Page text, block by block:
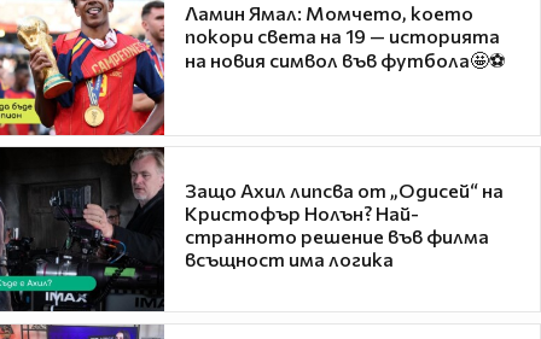
Ламин Ямал: Момчето, което
покори света на 19 — историята
на новия символ във футбола🤩⚽
Защо Ахил липсва от „Одисей“ на
Кристофър Нолън? Най-
странното решение във филма
всъщност има логика